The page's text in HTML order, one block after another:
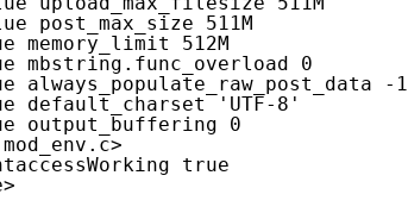
post_max_size 511M
memory_limit 512M
mbstring.func_overload 0
always_populate_raw_post_data -1
default_charset 'UTF-8'
output_buffering 0
true